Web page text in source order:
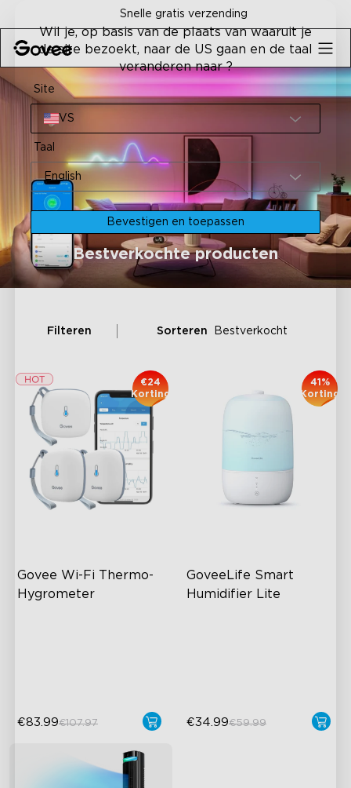
Snelle gratis verzending
Bestverkochte producten
Filteren Sorteren Bestverkocht
Govee Wi-Fi Thermo-
Hygrometer
€24
Korting
€83.99€107.97
GoveeLife Smart
Humidifier Lite
41%
Korting
€34.99€59.99
Wil je, op basis van de plaats van waaruit je
de site bezoekt, naar de US gaan en de taal
veranderen naar ?
Site
VS
Taal
English
Bevestigen en toepassen